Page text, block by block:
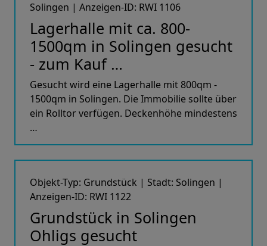
Solingen | Anzeigen-ID: RWI 1106
Lagerhalle mit ca. 800-
1500qm in Solingen gesucht
- zum Kauf …
Gesucht wird eine Lagerhalle mit 800qm -
1500qm in Solingen. Die Immobilie sollte über
ein Rolltor verfügen. Deckenhöhe mindestens
…
Objekt-Typ: Grundstück | Stadt: Solingen |
Anzeigen-ID: RWI 1122
Grundstück in Solingen
Ohligs gesucht